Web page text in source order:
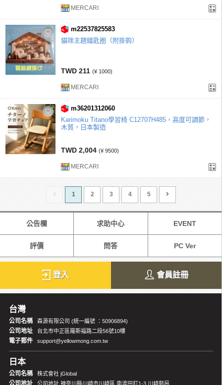
MERCARI
m22537825583
貓咪主題鑰匙圈（附掛鉤）
TWD 211 (¥ 1000)
MERCARI
m36201312060
Karimoku Titano學習椅 C12707H485，高度可調節，
木質，日本製造
TWD 2,004 (¥ 9500)
MERCARI
1 2 3 4 5
公告欄 求助中心 EVENT
評價 問答 PC Ver
登入 會員註冊
台灣
公司名稱 森源有限公司 (統一編號 ：50906894)
公司地址 台北市中正區羅斯福路二段56號10樓
電子郵件 support@yellowmong.com.tw
日本
公司名稱 株式會社 jGlobal
公司地址 公司地址 神奈川縣川崎市川崎區 南渡田釘1-3 川崎郵局